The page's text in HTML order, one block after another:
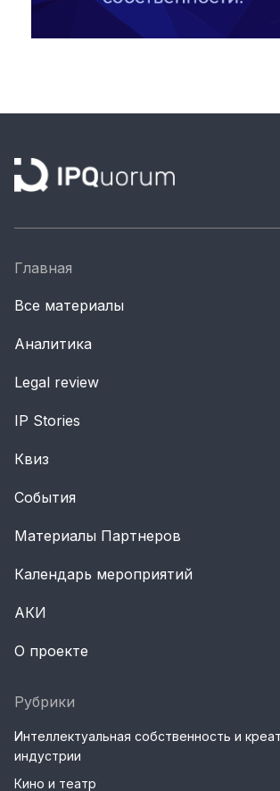
Материалы партнеров
Цифровой Сарафан
Главная
Все материалы
Аналитика
Legal review
IP Stories
Квиз
События
Материалы Партнеров
Календарь мероприятий
АКИ
О проекте
Рубрики
Интеллектуальная собственность и
индустрии
Кино и театр